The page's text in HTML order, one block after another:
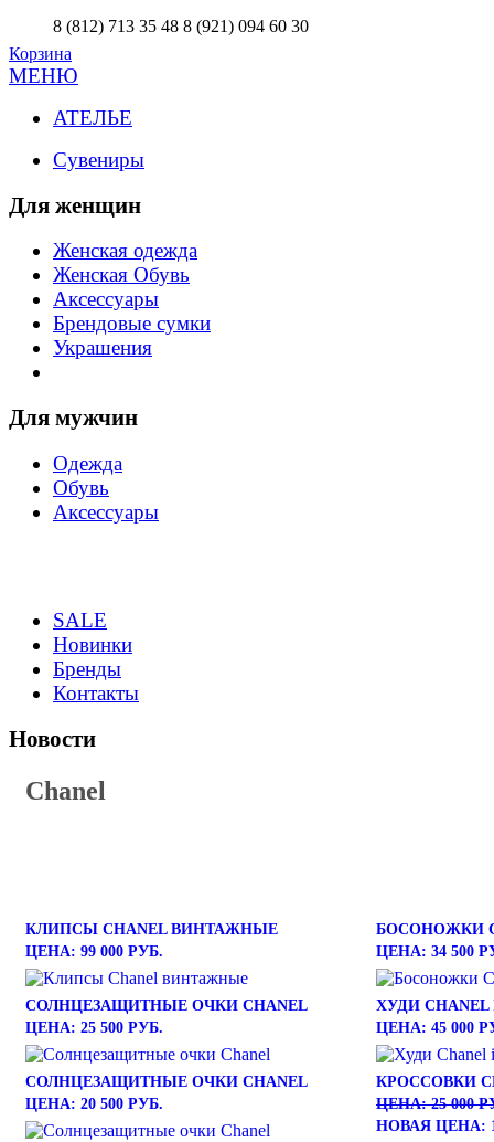
8 (812) 713 35 48 8 (921) 094 60 30
Корзина
МЕНЮ
АТЕЛЬЕ
Сувениры
Для женщин
Женская одежда
Женская Обувь
Аксессуары
Брендовые сумки
Украшения
Для мужчин
Одежда
Обувь
Аксессуары
SALE
Новинки
Бренды
Контакты
Новости
Chanel
КЛИПСЫ CHANEL ВИНТАЖНЫЕ
ЦЕНА: 99 000 РУБ.
БОСОНОЖКИ
ЦЕНА: 34 500
СОЛНЦЕЗАЩИТНЫЕ ОЧКИ CHANEL
ЦЕНА: 25 500 РУБ.
ХУДИ CHANEL
ЦЕНА: 45 000
СОЛНЦЕЗАЩИТНЫЕ ОЧКИ CHANEL
ЦЕНА: 20 500 РУБ.
КРОССОВКИ
ЦЕНА: 25 000
НОВАЯ ЦЕНА: